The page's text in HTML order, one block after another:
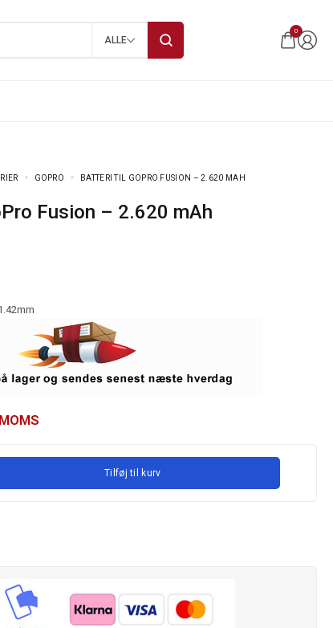
ALLE
0
GOPRO BATTERI TIL GOPRO FUSION – 2.620 MAH
Fusion – 2.620 mAh
Tilføj til kurv